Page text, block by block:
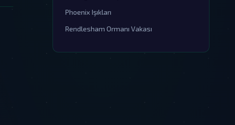
Phoenix Işıkları
Rendlesham Ormanı Vakası